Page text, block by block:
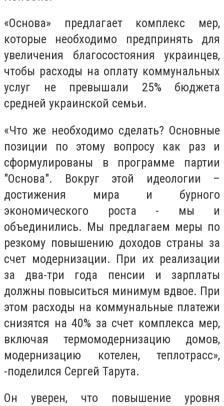
«Основа» предлагает комплекс мер,
которые необходимо предпринять для
увеличения благосостояния украинцев,
чтобы расходы на оплату коммунальных
услуг не превышали 25% бюджета
средней украинской семьи.
«Что же необходимо сделать? Основные
позиции по этому вопросу как раз и
сформулированы в программе партии
"Основа". Вокруг этой идеологии –
достижения мира и бурного
экономического роста - мы и
объединились. Мы предлагаем меры по
резкому повышению доходов страны за
счет модернизации. При их реализации
за два-три года пенсии и зарплаты
должны повыситься минимум вдвое. При
этом расходы на коммунальные платежи
снизятся на 40% за счет комплекса мер,
включая термомодернизацию домов,
модернизацию котелен, теплотрасс»,
-поделился Сергей Тарута.
Он уверен, что повышение уровня